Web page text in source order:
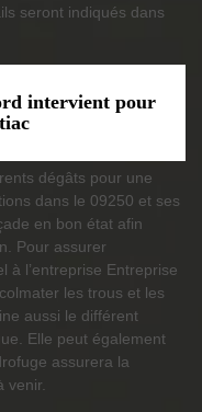
seront indiqués dans
intervient pour
dégâts pour une
dans le 09250 et ses
en bon état afin
Pour assurer
à l’entreprise Entreprise
les trous et les
aussi le différent
Elle peut également
assurera la
venir.